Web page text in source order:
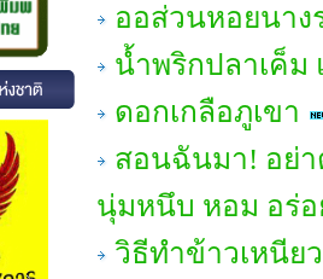
ออส่วนหอยนาง
น้ำพริกปลาเค็ม
ดอกเกลือภูเขา
สอนฉันมา! อย่า
นุ่มหนึบ หอม อร่อ
วิธีทำข้าวเหนีย